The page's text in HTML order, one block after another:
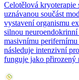
Celotělová kryoterapie
uznávanou součást
vystavení organismu
silnou
masivnímu
následuje intenzivní
funguje jako přirozený